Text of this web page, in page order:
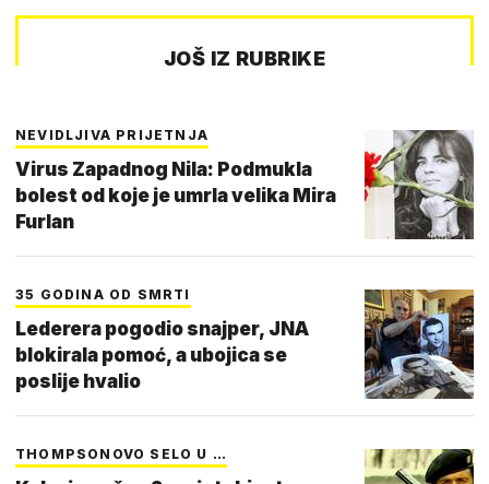
JOŠ IZ RUBRIKE
NEVIDLJIVA PRIJETNJA
Virus Zapadnog Nila: Podmukla
bolest od koje je umrla velika Mira
Furlan
35 GODINA OD SMRTI
Lederera pogodio snajper, JNA
blokirala pomoć, a ubojica se
poslije hvalio
THOMPSONOVO SELO U …